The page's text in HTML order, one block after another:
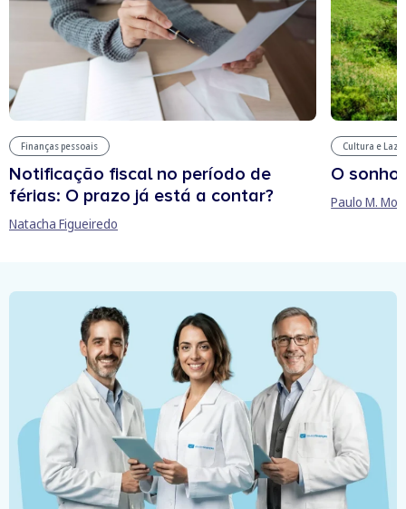
Finanças pessoais
Notificação fiscal no período de
férias: O prazo já está a contar?
Natacha Figueiredo
Cultura e
O sonho
Paulo M.